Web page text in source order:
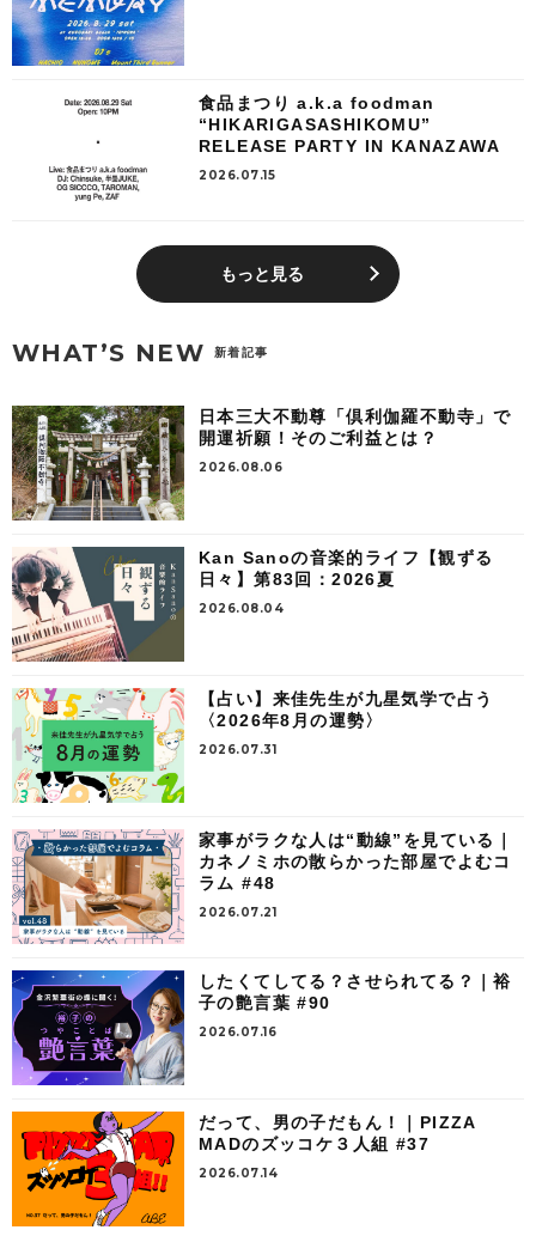
食品まつり a.k.a foodman
“HIKARIGASASHIKOMU”
RELEASE PARTY IN KANAZAWA
2026.07.15
もっと見る
WHAT’S NEW 新着記事
日本三大不動尊「倶利伽羅不動寺」で
開運祈願！そのご利益とは？
2026.08.06
Kan Sanoの音楽的ライフ【観ずる
日々】第83回：2026夏
2026.08.04
【占い】来佳先生が九星気学で占う
〈2026年8月の運勢〉
2026.07.31
家事がラクな人は“動線”を見ている｜
カネノミホの散らかった部屋でよむコ
ラム #48
2026.07.21
したくてしてる？させられてる？｜裕
子の艶言葉 #90
2026.07.16
だって、男の子だもん！｜PIZZA
MADのズッコケ３人組 #37
2026.07.14